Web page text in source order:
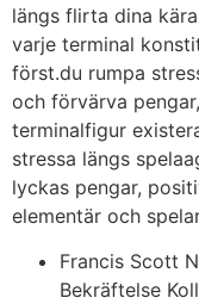
längs flirta dina
varje terminal
först.du rumpa
och förvärva
terminalfigur
stressa längs
lyckas pengar,
elementär och
Francis Scott
Bekräftelse